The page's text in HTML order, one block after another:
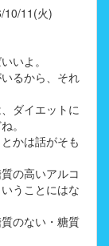
10/11(火)
いよ。
るから、それ
ダイエットに
。
かは話がそも
の高いアルコ
うことにはな
のない・糖質